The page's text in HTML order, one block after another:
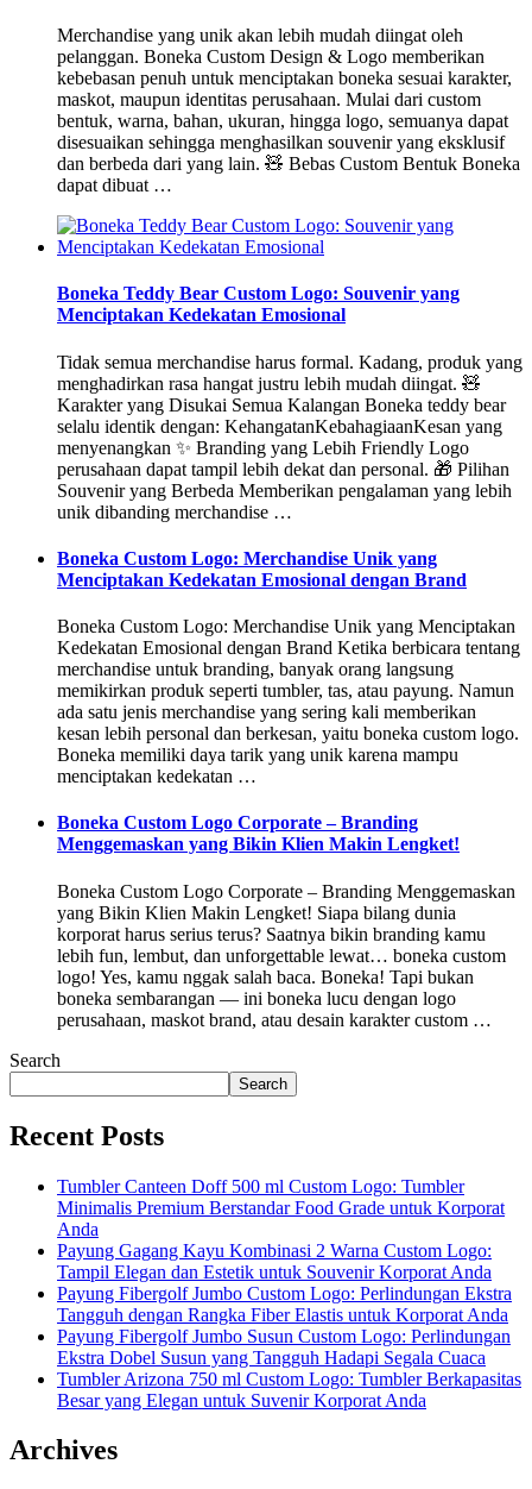
Merchandise yang unik akan lebih mudah diingat oleh
pelanggan. Boneka Custom Design & Logo memberikan
kebebasan penuh untuk menciptakan boneka sesuai karakter,
maskot, maupun identitas perusahaan. Mulai dari custom
bentuk, warna, bahan, ukuran, hingga logo, semuanya dapat
disesuaikan sehingga menghasilkan souvenir yang eksklusif
dan berbeda dari yang lain. 🧸 Bebas Custom Bentuk Boneka
dapat dibuat …
Boneka Teddy Bear Custom Logo: Souvenir yang
Menciptakan Kedekatan Emosional
Tidak semua merchandise harus formal. Kadang, produk yang
menghadirkan rasa hangat justru lebih mudah diingat. 🧸
Karakter yang Disukai Semua Kalangan Boneka teddy bear
selalu identik dengan: KehangatanKebahagiaanKesan yang
menyenangkan ✨ Branding yang Lebih Friendly Logo
perusahaan dapat tampil lebih dekat dan personal. 🎁 Pilihan
Souvenir yang Berbeda Memberikan pengalaman yang lebih
unik dibanding merchandise …
Boneka Custom Logo: Merchandise Unik yang
Menciptakan Kedekatan Emosional dengan Brand
Boneka Custom Logo: Merchandise Unik yang Menciptakan
Kedekatan Emosional dengan Brand Ketika berbicara tentang
merchandise untuk branding, banyak orang langsung
memikirkan produk seperti tumbler, tas, atau payung. Namun
ada satu jenis merchandise yang sering kali memberikan
kesan lebih personal dan berkesan, yaitu boneka custom logo.
Boneka memiliki daya tarik yang unik karena mampu
menciptakan kedekatan …
Boneka Custom Logo Corporate – Branding
Menggemaskan yang Bikin Klien Makin Lengket!
Boneka Custom Logo Corporate – Branding Menggemaskan
yang Bikin Klien Makin Lengket! Siapa bilang dunia
korporat harus serius terus? Saatnya bikin branding kamu
lebih fun, lembut, dan unforgettable lewat… boneka custom
logo! Yes, kamu nggak salah baca. Boneka! Tapi bukan
boneka sembarangan — ini boneka lucu dengan logo
perusahaan, maskot brand, atau desain karakter custom …
Search
Search
Recent Posts
Tumbler Canteen Doff 500 ml Custom Logo: Tumbler
Minimalis Premium Berstandar Food Grade untuk Korporat
Anda
Payung Gagang Kayu Kombinasi 2 Warna Custom Logo:
Tampil Elegan dan Estetik untuk Souvenir Korporat Anda
Payung Fibergolf Jumbo Custom Logo: Perlindungan Ekstra
Tangguh dengan Rangka Fiber Elastis untuk Korporat Anda
Payung Fibergolf Jumbo Susun Custom Logo: Perlindungan
Ekstra Dobel Susun yang Tangguh Hadapi Segala Cuaca
Tumbler Arizona 750 ml Custom Logo: Tumbler Berkapasitas
Besar yang Elegan untuk Suvenir Korporat Anda
Archives